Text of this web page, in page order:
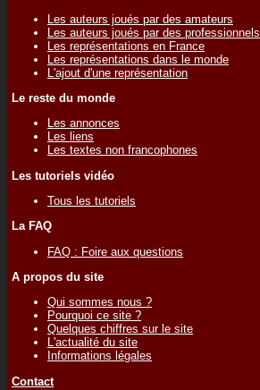
Les auteurs joués par des amateurs
Les auteurs joués par des professionnels
Les représentations en France
Les représentations dans le monde
L'ajout d'une représentation
Le reste du monde
Les annonces
Les liens
Les textes non francophones
Les tutoriels vidéo
Tous les tutoriels
La FAQ
FAQ : Foire aux questions
A propos du site
Qui sommes nous ?
Pourquoi ce site ?
Quelques chiffres sur le site
L'actualité du site
Informations légales
Contact